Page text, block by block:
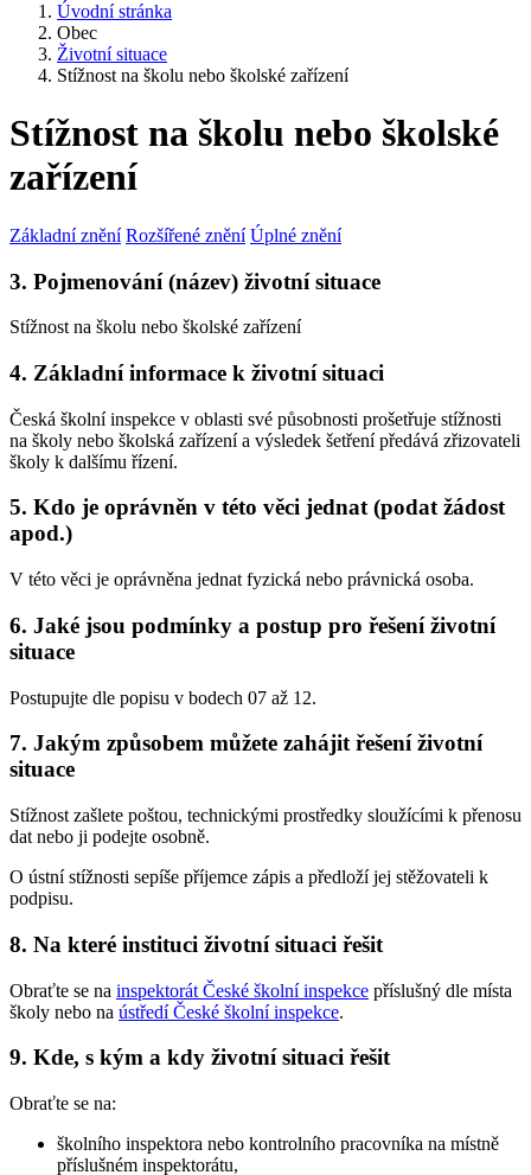
Úvodní stránka
Obec
Životní situace
Stížnost na školu nebo školské zařízení
Stížnost na školu nebo školské
zařízení
Základní znění Rozšířené znění Úplné znění
3. Pojmenování (název) životní situace
Stížnost na školu nebo školské zařízení
4. Základní informace k životní situaci
Česká školní inspekce v oblasti své působnosti prošetřuje stížnosti
na školy nebo školská zařízení a výsledek šetření předává zřizovateli
školy k dalšímu řízení.
5. Kdo je oprávněn v této věci jednat (podat žádost
apod.)
V této věci je oprávněna jednat fyzická nebo právnická osoba.
6. Jaké jsou podmínky a postup pro řešení životní
situace
Postupujte dle popisu v bodech 07 až 12.
7. Jakým způsobem můžete zahájit řešení životní
situace
Stížnost zašlete poštou, technickými prostředky sloužícími k přenosu
dat nebo ji podejte osobně.
O ústní stížnosti sepíše příjemce zápis a předloží jej stěžovateli k
podpisu.
8. Na které instituci životní situaci řešit
Obraťte se na inspektorát České školní inspekce příslušný dle místa
školy nebo na ústředí České školní inspekce.
9. Kde, s kým a kdy životní situaci řešit
Obraťte se na:
školního inspektora nebo kontrolního pracovníka na místně
příslušném inspektorátu,